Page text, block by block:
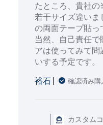
たところ、貴社の
若干サイズ違い
の両面テープ貼っ
当然、自己責任
アは使ってみて
いする予定です。
裕石
確認済み購
カスタム